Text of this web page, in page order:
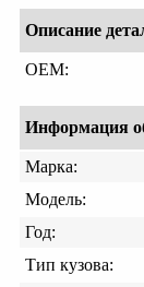
Описание
OEM:
Информация
Марка:
Модель:
Год:
Тип кузова: